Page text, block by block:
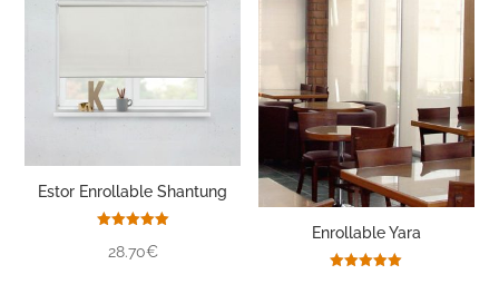
Estor Enrollable Shantung
con
28.70€
Enrollable Yara